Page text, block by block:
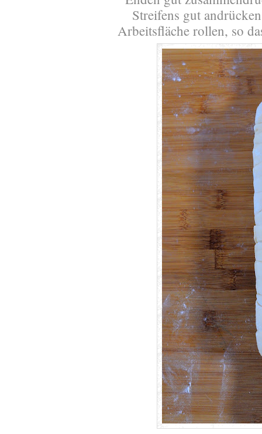
Streifens gut
Arbeitsfläche rollen, so